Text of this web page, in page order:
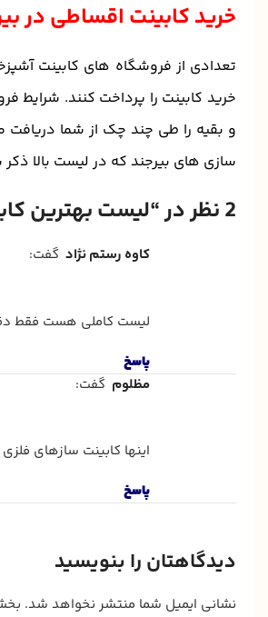
خرید کابینت اقساطی در
تعدادی از فروشگاه های کابینت
خرید کابینت را پرداخت کنند.
و بقیه را طی چند چک از شما دریافت
سازی های بیرجند که در لیست بالا
2 نظر در “ لیست بهترین
کاوه رستم نژاد گفت:
لیست کاملی هست فقط
پاسخ
مظلوم گفت:
اینها کابینت سازهای
پاسخ
دیدگاهتان را بنویسید
نشانی ایمیل شما منتشر نخواهد شد.